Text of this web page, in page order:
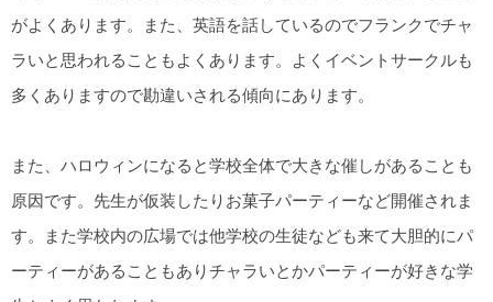
がよくあります。また、英語を話しているのでフランクでチャ
ラいと思われることもよくあります。よくイベントサークルも
多くありますので勘違いされる傾向にあります。
また、ハロウィンになると学校全体で大きな催しがあることも
原因です。先生が仮装したりお菓子パーティーなど開催されま
す。また学校内の広場では他学校の生徒なども来て大胆的にパ
ーティーがあることもありチャラいとかパーティーが好きな学